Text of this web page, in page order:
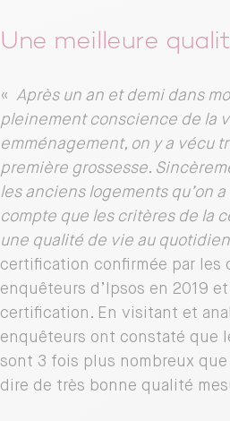
Une meilleure
«
Après un an et demi dans
pleinement conscience de la
emménagement, on y a vécu
première grossesse.
les anciens logements qu’on
compte que les critères de la
une qualité de vie au quotidien
certification confirmée par les
enquêteurs d’Ipsos en 2019
certification. En visitant et
enquêteurs ont constaté que
sont 3 fois plus nombreux
dire de très bonne qualité